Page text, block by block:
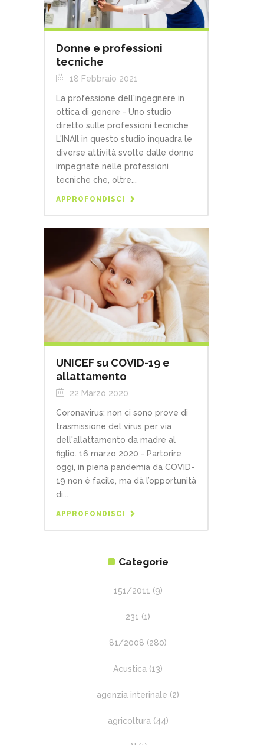
Donne e professioni
tecniche
18 Febbraio 2021
La professione dell'ingegnere in
ottica di genere - Uno studio
diretto sulle professioni tecniche
L'INAIl in questo studio inquadra le
diverse attività svolte dalle donne
impegnate nelle professioni
tecniche che, oltre...
APPROFONDISCI
UNICEF su COVID-19 e
allattamento
22 Marzo 2020
Coronavirus: non ci sono prove di
trasmissione del virus per via
dell'allattamento da madre al
figlio. 16 marzo 2020 - Partorire
oggi, in piena pandemia da COVID-
19 non è facile, ma dà l’opportunità
di...
APPROFONDISCI
Categorie
151/2011 (9)
231 (1)
81/2008 (280)
Acustica (13)
agenzia interinale (2)
agricoltura (44)